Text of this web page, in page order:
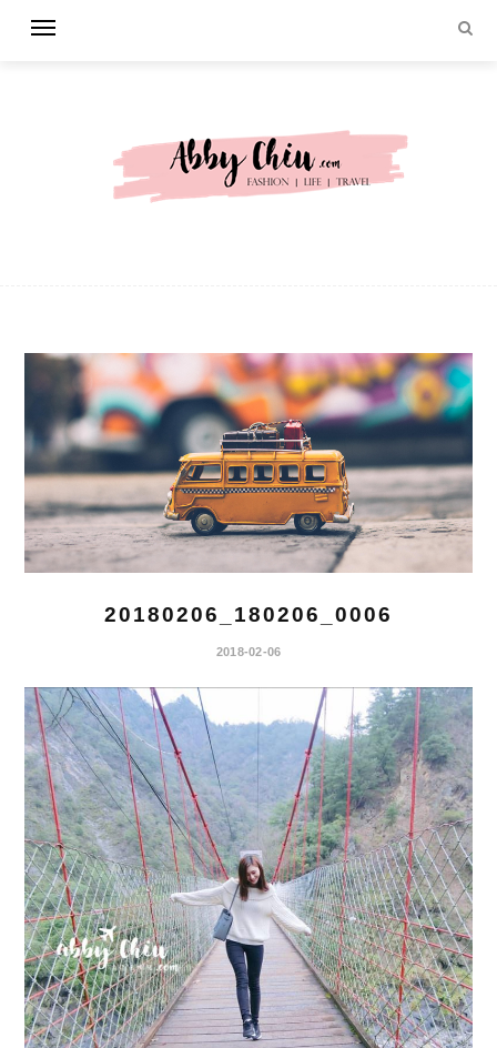
20180206_180206_0006
2018-02-06